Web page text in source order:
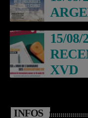
15/08/
XVD
INFOS